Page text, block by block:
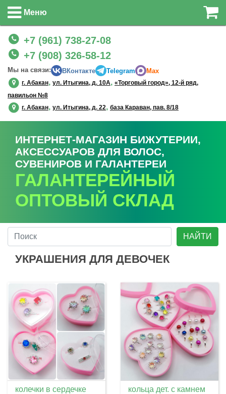
+7 (961) 738-27-08
+7 (908) 326-58-12
Мы на связи: ВКонтакте Telegram Max
г. Абакан, ул. Итыгина, д. 10А, «Торговый город», 12-й ряд,
павильон №8
г. Абакан, ул. Итыгина, д. 22, база Караван, пав. 8/18
ИНТЕРНЕТ-МАГАЗИН БИЖУТЕРИИ,
АКСЕССУАРОВ ДЛЯ ВОЛОС,
СУВЕНИРОВ И ГАЛАНТЕРЕИ
ГАЛАНТЕРЕЙНЫЙ
ОПТОВЫЙ СКЛАД
НАЙТИ
УКРАШЕНИЯ ДЛЯ ДЕВОЧЕК
колечки в сердечке
кольца дет. с камнем
Меню